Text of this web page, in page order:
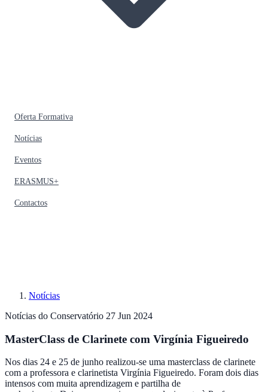
Oferta Formativa
Notícias
Eventos
ERASMUS+
Contactos
Notícias
Notícias do Conservatório 27 Jun 2024
MasterClass de Clarinete com Virgínia Figueiredo
Nos dias 24 e 25 de junho realizou-se uma masterclass de clarinete
com a professora e clarinetista Virgínia Figueiredo. Foram dois dias
intensos com muita aprendizagem e partilha de